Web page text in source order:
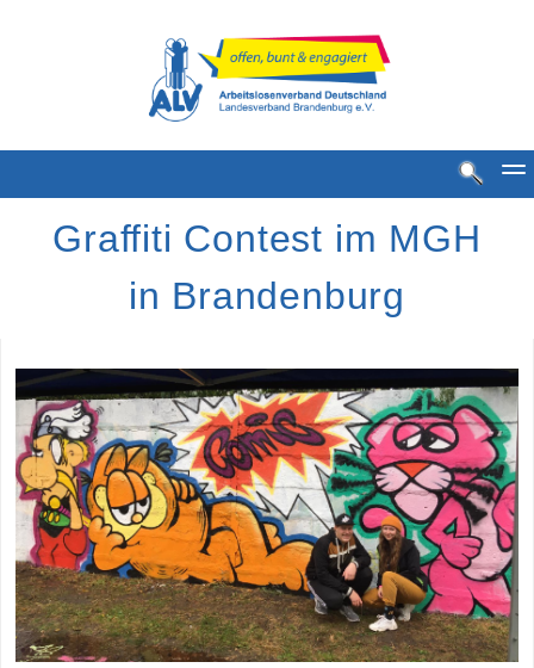
Aktuelles Angebote Spenden
Standorte
MGH Standorte
MGH Bestensee
MGH
MGH
MGH Zehdenick
Graffiti Contest im MGH
in Brandenburg